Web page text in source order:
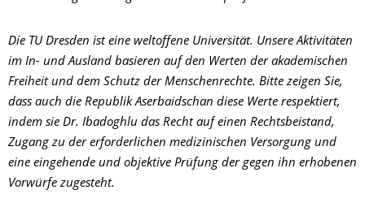
Die TU Dresden ist eine weltoffene Universität. Unsere Aktivitäten
im In- und Ausland basieren auf den Werten der akademischen
Freiheit und dem Schutz der Menschenrechte. Bitte zeigen Sie,
dass auch die Republik Aserbaidschan diese Werte respektiert,
indem sie Dr. Ibadoghlu das Recht auf einen Rechtsbeistand,
Zugang zu der erforderlichen medizinischen Versorgung und
eine eingehende und objektive Prüfung der gegen ihn erhobenen
Vorwürfe zugesteht.